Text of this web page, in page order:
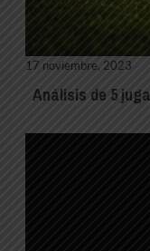
17 noviembre, 2023
Análisis de 5